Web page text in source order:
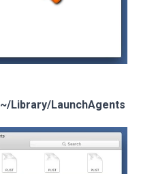
~/Library/LaunchAgents